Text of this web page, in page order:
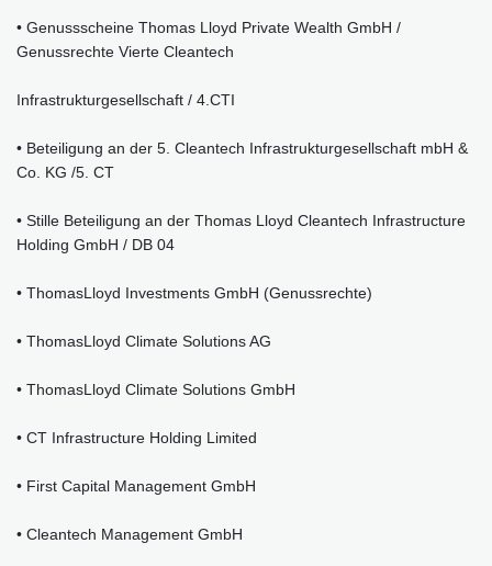
• Genussscheine Thomas Lloyd Private Wealth GmbH /
Genussrechte Vierte Cleantech
Infrastrukturgesellschaft / 4.CTI
• Beteiligung an der 5. Cleantech Infrastrukturgesellschaft mbH &
Co. KG /5. CT
• Stille Beteiligung an der Thomas Lloyd Cleantech Infrastructure
Holding GmbH / DB 04
• ThomasLloyd Investments GmbH (Genussrechte)
• ThomasLloyd Climate Solutions AG
• ThomasLloyd Climate Solutions GmbH
• CT Infrastructure Holding Limited
• First Capital Management GmbH
• Cleantech Management GmbH